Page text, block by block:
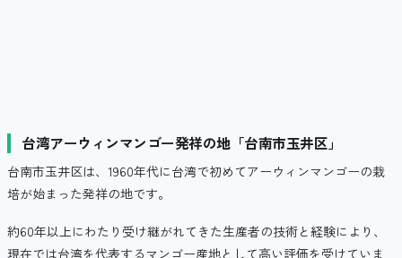
台湾アーウィンマンゴー発祥の地「台南市玉井区」
台南市玉井区は、1960年代に台湾で初めてアーウィンマンゴーの栽
培が始まった発祥の地です。
約60年以上にわたり受け継がれてきた生産者の技術と経験により、
現在では台湾を代表するマンゴー産地として高い評価を受けていま